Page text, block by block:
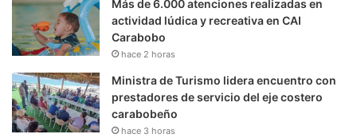
Más de 6.000 atenciones realizadas en
actividad lúdica y recreativa en CAI
Carabobo
hace 2 horas
Ministra de Turismo lidera encuentro con
prestadores de servicio del eje costero
carabobeño
hace 3 horas